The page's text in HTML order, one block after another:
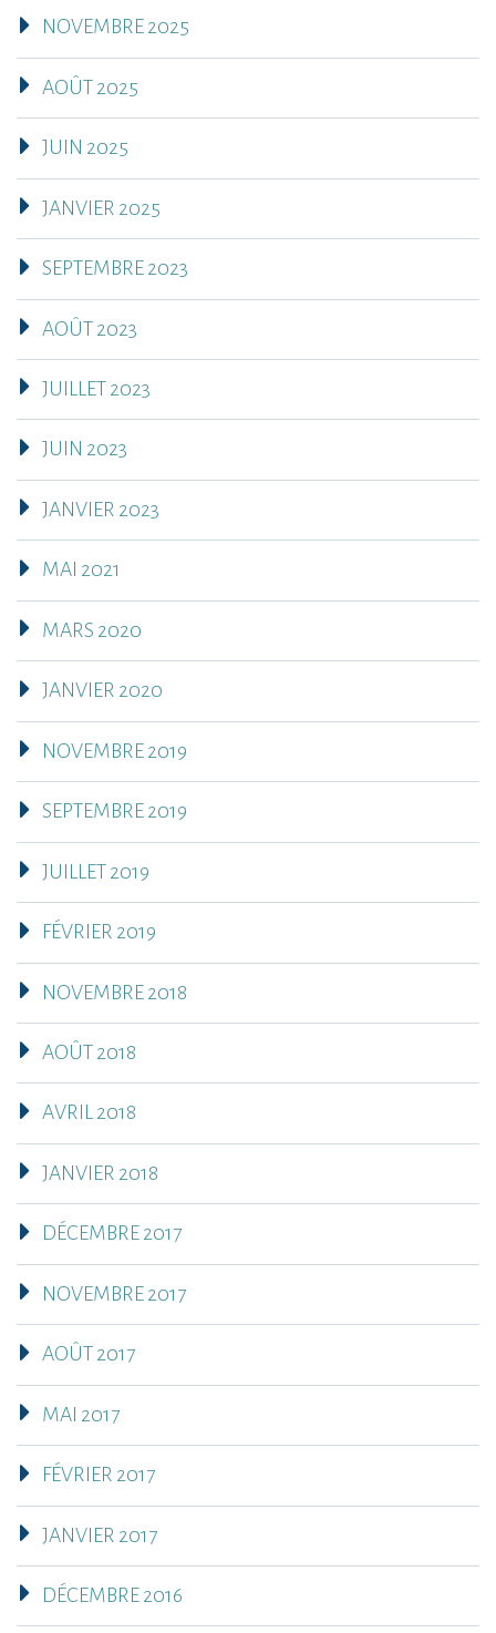
NOVEMBRE 2025
AOÛT 2025
JUIN 2025
JANVIER 2025
SEPTEMBRE 2023
AOÛT 2023
JUILLET 2023
JUIN 2023
JANVIER 2023
MAI 2021
MARS 2020
JANVIER 2020
NOVEMBRE 2019
SEPTEMBRE 2019
JUILLET 2019
FÉVRIER 2019
NOVEMBRE 2018
AOÛT 2018
AVRIL 2018
JANVIER 2018
DÉCEMBRE 2017
NOVEMBRE 2017
AOÛT 2017
MAI 2017
FÉVRIER 2017
JANVIER 2017
DÉCEMBRE 2016